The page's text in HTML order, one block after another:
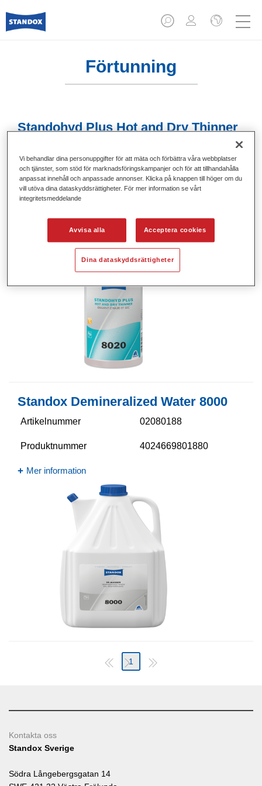
Förtunning
Standohyd Plus Hot and Dry Thinner
Artikelnummer 02080187
Produktnummer 4024669801873
Standox Demineralized Water 8000
Artikelnummer 02080188
Produktnummer 4024669801880
Mer information
1
Kontakta oss
Standox Sverige
Södra Långebergsgatan 14
Vi behandlar dina personuppgifter för att mäta och förbättra våra webbplatser
och tjänster, som stöd för marknadsföringskampanjer och för att tillhandahålla
anpassat innehåll och anpassade annonser. Klicka på knappen till höger om du
vill utöva dina dataskyddsrättigheter. För mer information se vårt
integritetsmeddelande
Avvisa alla Acceptera cookies
Dina dataskyddsrättigheter